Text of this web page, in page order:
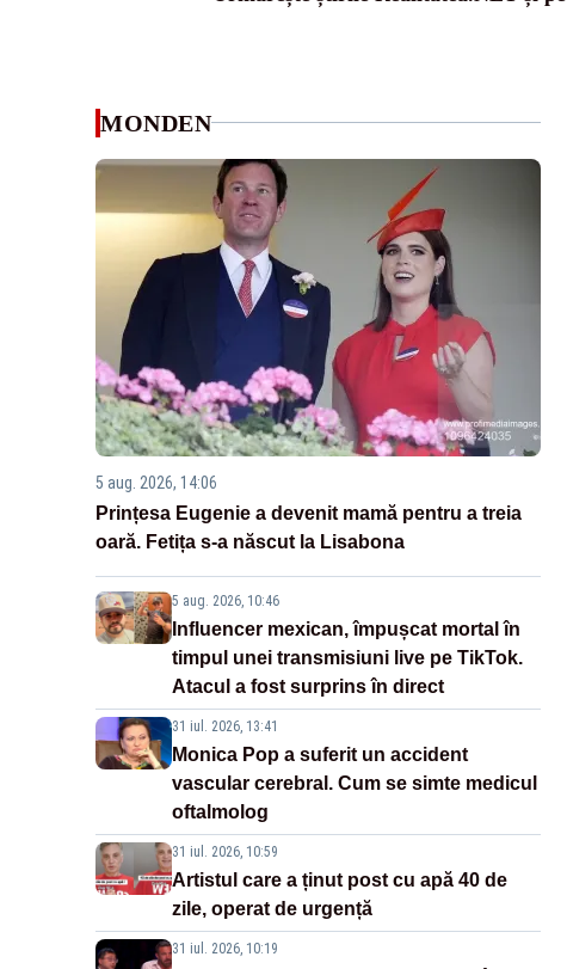
MONDEN
5 aug. 2026, 14:06
Prințesa Eugenie a devenit mamă pentru a treia
oară. Fetița s-a născut la Lisabona
5 aug. 2026, 10:46
Influencer mexican, împușcat mortal în
timpul unei transmisiuni live pe TikTok.
Atacul a fost surprins în direct
31 iul. 2026, 13:41
Monica Pop a suferit un accident
vascular cerebral. Cum se simte medicul
oftalmolog
31 iul. 2026, 10:59
Artistul care a ținut post cu apă 40 de
zile, operat de urgență
31 iul. 2026, 10:19